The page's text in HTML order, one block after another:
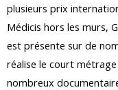
plusieurs prix
Médicis hors les murs,
est présente sur de
réalise le court
nombreux